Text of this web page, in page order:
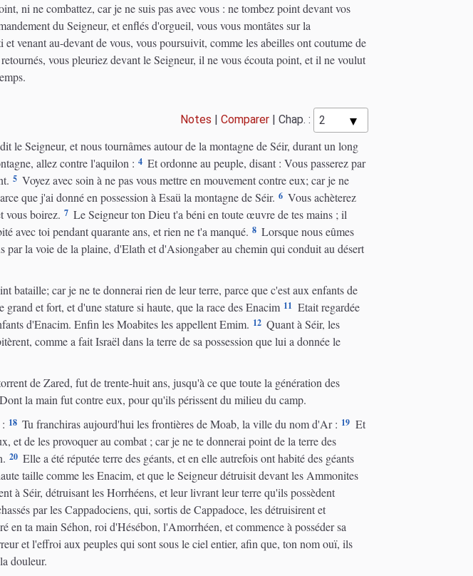
ni ne combattez, car je ne suis pas avec vous : ne tombez point devant vos
du Seigneur, et enflés d'orgueil, vous vous montâtes sur la
venant au-devant de vous, vous poursuivit, comme les abeilles ont coutume de
vous pleuriez devant le Seigneur, il ne vous écouta point, et il ne voulut
Notes Comparer Chap. :
le Seigneur, et nous tournâmes autour de la montagne de Séir, durant un long
allez contre l'aquilon : 4 Et ordonne au peuple, disant : Vous passerez par
5 Voyez avec soin à ne pas vous mettre en mouvement contre eux; car je ne
que j'ai donné en possession à Esaü la montagne de Séir. 6 Vous achèterez
vous boirez. 7 Le Seigneur ton Dieu t'a béni en toute œuvre de tes mains ; il
avec toi pendant quarante ans, et rien ne t'a manqué. 8 Lorsque nous eûmes
par la voie de la plaine, d'Elath et d'Asiongaber au chemin qui conduit au désert
car je ne te donnerai rien de leur terre, parce que c'est aux enfants de
et fort, et d'une stature si haute, que la race des Enacim 11 Etait regardée
d'Enacim. Enfin les Moabites les appellent Emim. 12 Quant à Séir, les
comme a fait Israël dans la terre de sa possession que lui a donnée le
de Zared, fut de trente-huit ans, jusqu'à ce que toute la génération des
Dont la main fut contre eux, pour qu'ils périssent du milieu du camp.
18 Tu franchiras aujourd'hui les frontières de Moab, la ville du nom d'Ar : 19 Et
et de les provoquer au combat ; car je ne te donnerai point de la terre des
20 Elle a été réputée terre des géants, et en elle autrefois ont habité des géants
taille comme les Enacim, et que le Seigneur détruisit devant les Ammonites
à Séir, détruisant les Horrhéens, et leur livrant leur terre qu'ils possèdent
par les Cappadociens, qui, sortis de Cappadoce, les détruisirent et
ta main Séhon, roi d'Hésébon, l'Amorrhéen, et commence à posséder sa
et l'effroi aux peuples qui sont sous le ciel entier, afin que, ton nom ouï, ils
douleur.